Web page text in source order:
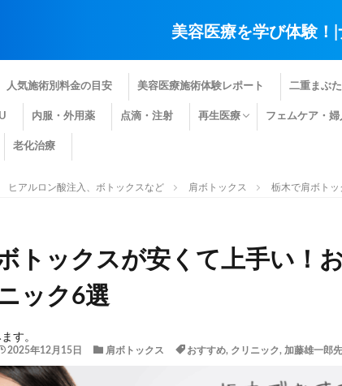
美容医療を学び体験！
人気施術別料金の目安 美容医療施術体験レポート 二重まぶた
内服・外用薬 点滴・注射 再生医療 フェムケア・婦
老化治療
ヒアルロン酸注入、ボトックスなど 肩ボトックス 栃木で肩ボト
トックスが安くて上手い！
ック6選
す。
2025年12月15日 肩ボトックス おすすめ, クリニック, 加藤雄一郎